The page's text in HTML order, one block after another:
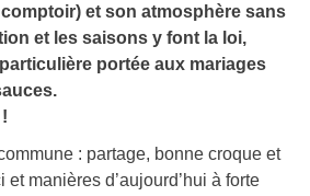
et son atmosphère sans
et les saisons y font la loi,
portée aux mariages
: partage, bonne croque et
et manières d’aujourd’hui à forte